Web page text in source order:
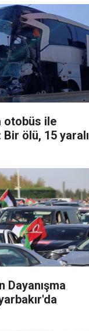
otobüs ile
Bir ölü, 15 yaralı
Dayanışma